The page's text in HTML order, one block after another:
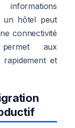
un hôtel peut
connectivité
aux
et